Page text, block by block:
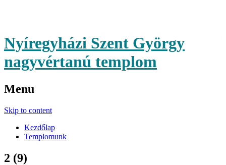
Nyíregyházi Szent György
nagyvértanú templom
Menu
Skip to content
Kezdőlap
Templomunk
2 (9)